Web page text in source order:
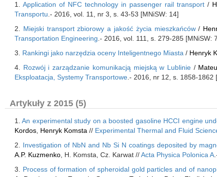
1. Application of NFC technology in passenger rail transport/
Transportu .- 2016, vol. 11, nr 3, s. 43-53 [MNiSW: 14]
2. Miejski transport zbiorowy a jakość życia mieszkańców/
Transportation Engineering .- 2016, vol. 111, s. 279-285 [MNiSW:
3. Rankingi jako narzędzia oceny Inteligentnego Miasta / Henryk
4. Rozwój i zarządzanie komunikacją miejską w Lublinie/
Eksploatacja, Systemy Transportowe .- 2016, nr 12, s. 1858-1862
Artykuły z 2015 (5)
1.An experimental study on a boosted gasoline HCCI engine
Kordos Henryk Komsta // Experimental Thermal and Fluid
2. Investigation of NbN and Nb Si N coatings deposited by
A.P. Kuzmenko , H. Komsta, Cz. Karwat //Acta Physica Polonica A
3. Process of formation of spheroidal gold particles and of